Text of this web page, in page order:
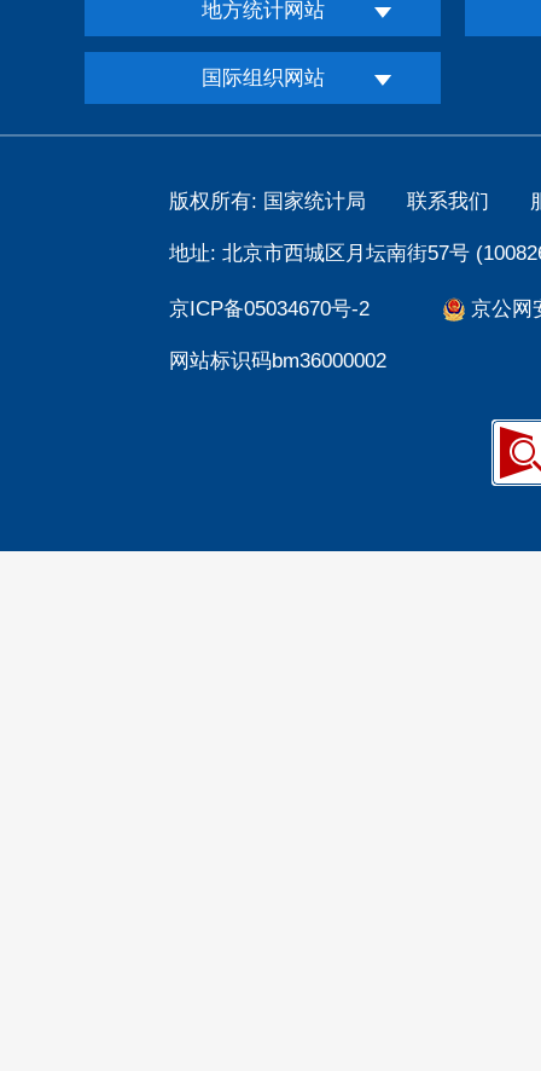
地方统计网站
国际组织网站
版权所有: 国家统计局 联系我们
地址: 北京市西城区月坛南街57号
京ICP备05034670号-2 京公网
网站标识码bm36000002